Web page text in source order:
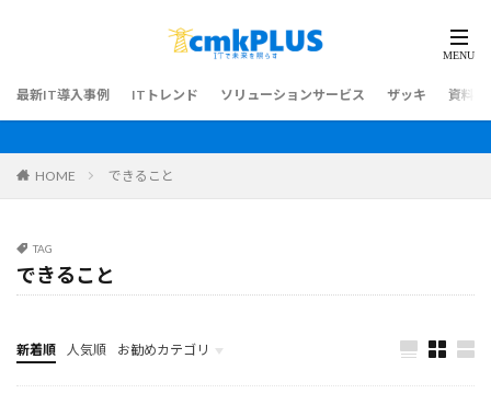
最新IT導入事例 ITトレンド ソリューションサービス ザッキ 資料ダ
HOME できること
TAG
できること
新着順 人気順 お勧めカテゴリ
最新IT導入事例